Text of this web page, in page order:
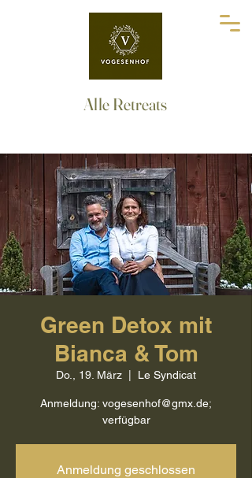
Alle Retreats
Green Detox mit
Bianca & Tom
Do., 19. März Le Syndicat
Anmeldung: vogesenhof@gmx.de;
verfügbar
Anmeldung geschlossen